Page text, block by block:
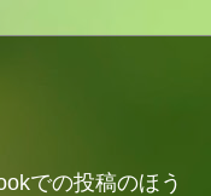
での投稿のほう